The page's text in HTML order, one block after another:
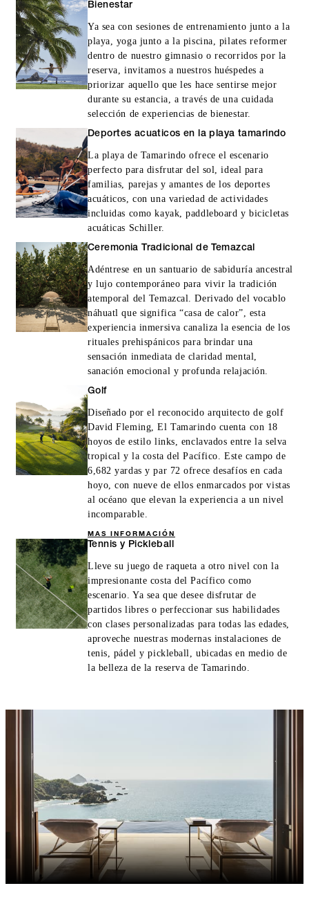
Bienestar
Ya sea con sesiones de entrenamiento junto a la
playa, yoga junto a la piscina, pilates reformer
dentro de nuestro gimnasio o recorridos por la
reserva, invitamos a nuestros huéspedes a
priorizar aquello que les hace sentirse mejor
durante su estancia, a través de una cuidada
selección de experiencias de bienestar.
Deportes acuaticos en la playa tamarindo
La playa de Tamarindo ofrece el escenario
perfecto para disfrutar del sol, ideal para
familias, parejas y amantes de los deportes
acuáticos, con una variedad de actividades
incluidas como kayak, paddleboard y bicicletas
acuáticas Schiller.
Ceremonia Tradicional de Temazcal
Adéntrese en un santuario de sabiduría ancestral
y lujo contemporáneo para vivir la tradición
atemporal del Temazcal. Derivado del vocablo
náhuatl que significa “casa de calor”, esta
experiencia inmersiva canaliza la esencia de los
rituales prehispánicos para brindar una
sensación inmediata de claridad mental,
sanación emocional y profunda relajación.
Golf
Diseñado por el reconocido arquitecto de golf
David Fleming, El Tamarindo cuenta con 18
hoyos de estilo links, enclavados entre la selva
tropical y la costa del Pacífico. Este campo de
6,682 yardas y par 72 ofrece desafíos en cada
hoyo, con nueve de ellos enmarcados por vistas
al océano que elevan la experiencia a un nivel
incomparable.
MAS INFORMACIÓN
Tennis y Pickleball
Lleve su juego de raqueta a otro nivel con la
impresionante costa del Pacífico como
escenario. Ya sea que desee disfrutar de
partidos libres o perfeccionar sus habilidades
con clases personalizadas para todas las edades,
aproveche nuestras modernas instalaciones de
tenis, pádel y pickleball, ubicadas en medio de
la belleza de la reserva de Tamarindo.